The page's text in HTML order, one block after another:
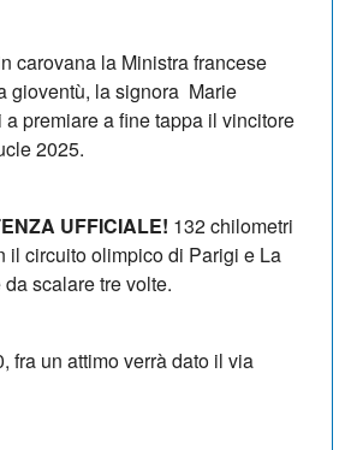
carovana la Ministra francese
gioventù, la signora Marie
premiare a fine tappa il vincitore
2025.
UFFICIALE! 132 chilometri
il circuito olimpico di Parigi e La
scalare tre volte.
fra un attimo verrà dato il via